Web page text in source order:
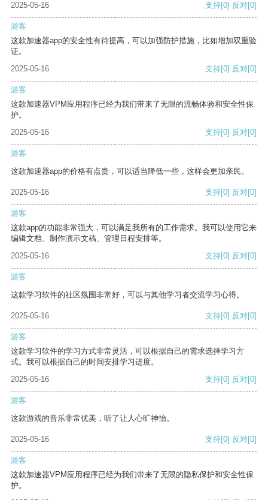
2025-05-16 支持[0] 反对[0]
游客
这款加速器app的安全性有待提高，可以加强防护措施，比如增加双重验
证。
2025-05-16
支持[0] 反对[0]
游客
这款加速器VPM应用程序已经为我们带来了无限的流畅体验和安全性保
护。
2025-05-16
支持[0] 反对[0]
游客
这款加速器app的价格有点贵，可以适当降低一些，这样会更加亲民。
2025-05-16 支持[0] 反对[0]
游客
这款app的功能非常强大，可以满足我所有的工作需求。我可以使用它来
编辑文档、制作演示文稿、管理日程安排等。
2025-05-16
支持[0] 反对[0]
游客
这款学习软件的社区氛围非常好，可以与其他学习者交流学习心得。
2025-05-16 支持[0] 反对[0]
游客
这款学习软件的学习方式非常灵活，可以根据自己的需求选择学习方
式。我可以根据自己的时间安排学习进度。
2025-05-16
支持[0] 反对[0]
游客
这款游戏的音乐非常优美，听了让人心旷神怡。
2025-05-16 支持[0] 反对[0]
游客
这款加速器VPM应用程序已经为我们带来了无限的隐私保护和安全性保
护。